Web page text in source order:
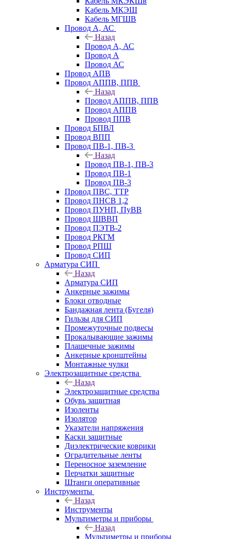
Кабель МКЭШ
Кабель МГШВ
Провод А, АС
Назад
Провод А, АС
Провод А
Провод АС
Провод АПВ
Провод АППВ, ППВ
Назад
Провод АППВ, ППВ
Провод АППВ
Провод ППВ
Провод БПВЛ
Провод ВПП
Провод ПВ-1, ПВ-3
Назад
Провод ПВ-1, ПВ-3
Провод ПВ-1
Провод ПВ-3
Провод ПВС, ТТР
Провод ПНСВ 1,2
Провод ПУНП, ПуВВ
Провод ШВВП
Провод ПЭТВ-2
Провод РКГМ
Провод РПШ
Провод СИП
Арматура СИП
Назад
Арматура СИП
Анкерные зажимы
Блоки отводные
Бандажная лента (Бугеля)
Гильзы для СИП
Промежуточные подвесы
Прокалывающие зажимы
Плашечные зажимы
Анкерные кронштейны
Монтажные чулки
Электрозащитные средства
Назад
Электрозащитные средства
Обувь защитная
Изоленты
Изолятор
Указатели напряжения
Каски защитные
Диэлектрические коврики
Оградительные ленты
Переносное заземление
Перчатки защитные
Штанги оперативные
Инструменты
Назад
Инструменты
Мультиметры и приборы
Назад
Мультиметры и приборы